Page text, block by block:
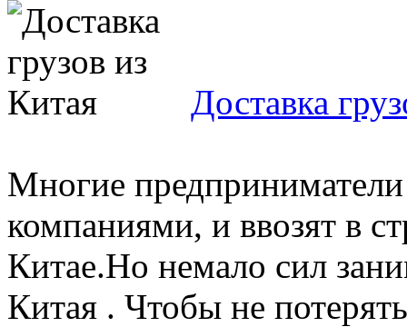
Доставка
Многие
компаниями, и ввозят в
Китае.Но немало сил
Китая . Чтобы не